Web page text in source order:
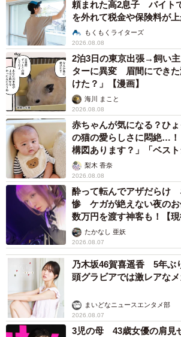
頼まれた高2息子 バイト
を外れて税金や保険料が
説】もくもくライターズ
2026.08.08
2泊3日の東京出張→飼い
ターに異変 眉間にできた
けた？」【漫画】
海川 まこと
2026.08.08
赤ちゃんが気になる？ひ
の猫の愛らしさに悶絶…
構図あります？」「ベスト
梨木 香奈
2026.08.08
酔って転んでアザだらけ
惨 ケガが絶えない夜の
数万円を渡す神客も！【現
たかなし 亜妖
2026.08.07
乃木坂46賀喜遥香 5年
頭グラビアでは激レアな
まいどなニュースエンタメ部
2026.08.07
3児の母 43歳女優の肩見